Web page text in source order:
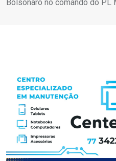
Bolsonaro no comando do PL